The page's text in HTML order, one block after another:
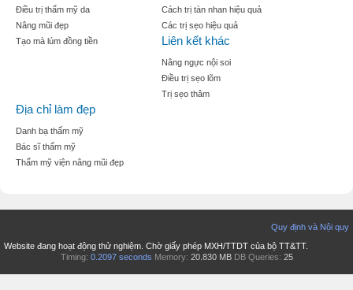
Điều trị thẩm mỹ da
Nâng mũi đẹp
Tạo mà lúm đồng tiền
Cách trị tàn nhan hiệu quả
Các trị sẹo hiệu quả
Liên kết khác
Nâng ngực nội soi
Điều trị sẹo lõm
Trị sẹo thâm
Địa chỉ làm đẹp
Danh bạ thẩm mỹ
Bác sĩ thẩm mỹ
Thẩm mỹ viện nâng mũi đẹp
Quy định và Nội quy
Website đang hoạt động thử nghiệm. Chờ giấy phép MXH/TTDT của bộ TT&TT.
Timing: 0.2097 seconds Memory: 20.830 MB DB Queries: 25